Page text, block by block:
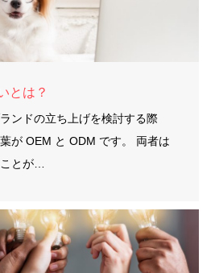
とは？
ンドの立ち上げを検討する際
が OEM と ODM です。 両者は
とが…